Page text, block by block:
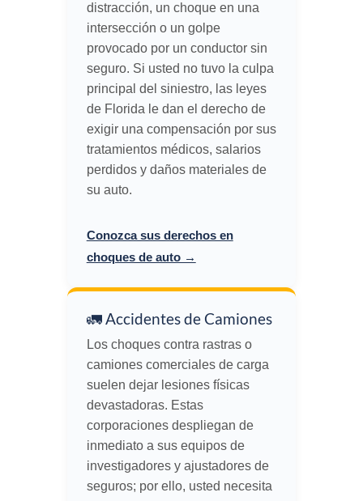
distracción, un choque en una
intersección o un golpe
provocado por un conductor sin
seguro. Si usted no tuvo la culpa
principal del siniestro, las leyes
de Florida le dan el derecho de
exigir una compensación por sus
tratamientos médicos, salarios
perdidos y daños materiales de
su auto.
Conozca sus derechos en
choques de auto →
🚛 Accidentes de Camiones
Los choques contra rastras o
camiones comerciales de carga
suelen dejar lesiones físicas
devastadoras. Estas
corporaciones despliegan de
inmediato a sus equipos de
investigadores y ajustadores de
seguros; por ello, usted necesita